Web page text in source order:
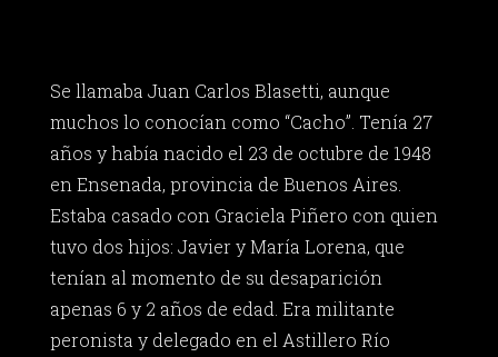
Se llamaba Juan Carlos Blasetti, aunque
muchos lo conocían como “Cacho”. Tenía 27
años y había nacido el 23 de octubre de 1948
en Ensenada, provincia de Buenos Aires.
Estaba casado con Graciela Piñero con quien
tuvo dos hijos: Javier y María Lorena, que
tenían al momento de su desaparición
apenas 6 y 2 años de edad. Era militante
peronista y delegado en el Astillero Río